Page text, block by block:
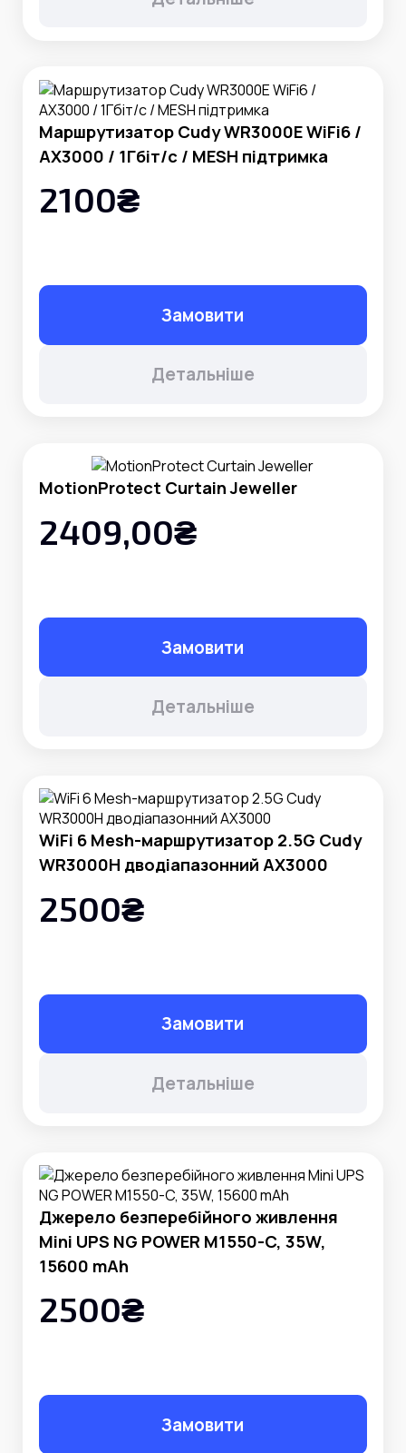
Маршрутизатор Cudy WR3000E WiFi6 /
AX3000 / 1Гбіт/с / MESH підтримка
2100₴
Замовити
Детальніше
MotionProtect Curtain Jeweller
2409,00₴
Замовити
Детальніше
WiFi 6 Mesh-маршрутизатор 2.5G Cudy
WR3000H дводіапазонний AX3000
2500₴
Замовити
Детальніше
Джерело безперебійного живлення
Mini UPS NG POWER M1550-C, 35W,
15600 mAh
2500₴
Замовити